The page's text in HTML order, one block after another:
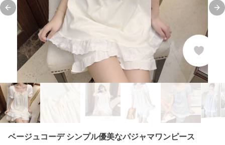
Previous slide
ベージュコーデ シンプル優美なパジャマワンピース